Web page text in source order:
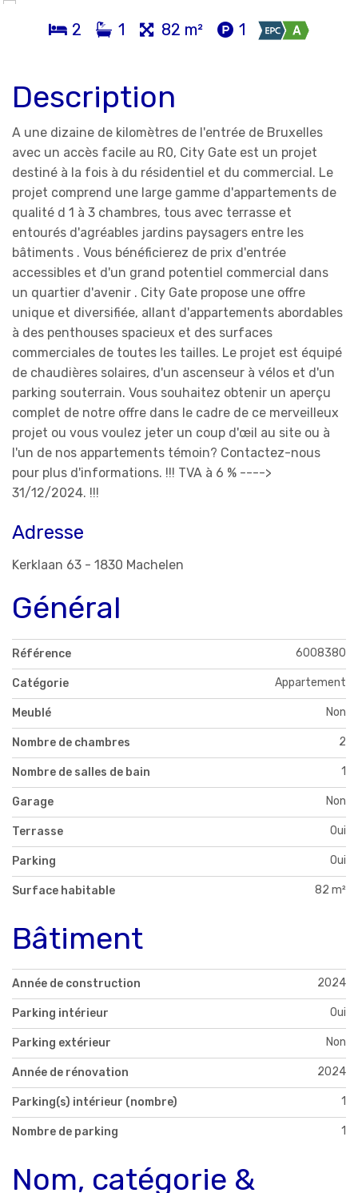
2 1 82 m² 1
Description
A une dizaine de kilomètres de l'entrée de Bruxelles
avec un accès facile au R0, City Gate est un projet
destiné à la fois à du résidentiel et du commercial. Le
projet comprend une large gamme d'appartements de
qualité d 1 à 3 chambres, tous avec terrasse et
entourés d'agréables jardins paysagers entre les
bâtiments . Vous bénéficierez de prix d'entrée
accessibles et d'un grand potentiel commercial dans
un quartier d'avenir . City Gate propose une offre
unique et diversifiée, allant d'appartements abordables
à des penthouses spacieux et des surfaces
commerciales de toutes les tailles. Le projet est équipé
de chaudières solaires, d'un ascenseur à vélos et d'un
parking souterrain. Vous souhaitez obtenir un aperçu
complet de notre offre dans le cadre de ce merveilleux
projet ou vous voulez jeter un coup d'œil au site ou à
l'un de nos appartements témoin? Contactez-nous
pour plus d'informations. !!! TVA à 6 % ---->
31/12/2024. !!!
Adresse
Kerklaan 63 - 1830 Machelen
Général
Référence 6008380
Catégorie Appartement
Meublé Non
Nombre de chambres 2
Nombre de salles de bain 1
Garage Non
Terrasse Oui
Parking Oui
Surface habitable 82 m²
Bâtiment
Année de construction 2024
Parking intérieur Oui
Parking extérieur Non
Année de rénovation 2024
Parking(s) intérieur (nombre) 1
Nombre de parking 1
Nom, catégorie &